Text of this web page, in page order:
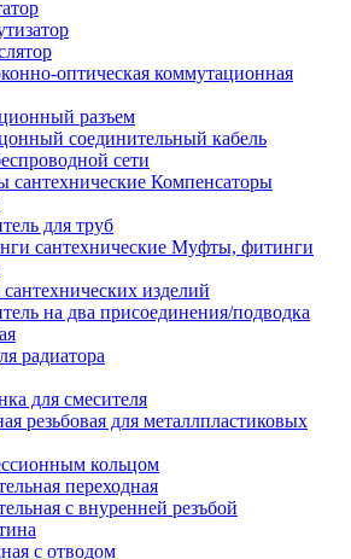
оптическая коммутационная
разъем
соединительный кабель
сети
Компенсаторы
для труб
Муфты, фитинги
изделий
на два присоединения/подводка
радиатора
для смесителя
резьбовая для металлпластиковых
кольцом
переходная
с внуренней резъбой
с отводом